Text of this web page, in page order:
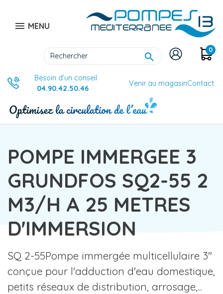
 MENU

0
Besoin d’un conseil
04.90.42.50.46
Venir au magasinContact
POMPE IMMERGEE 3
GRUNDFOS SQ2-55 2
M3/H A 25 METRES
D'IMMERSION
SQ 2-55Pompe immergée multicellulaire 3"
conçue pour l'adduction d'eau domestique,
petits réseaux de distribution, arrosage,...